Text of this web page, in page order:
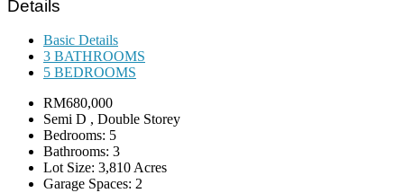
Details
Basic Details
3 BATHROOMS
5 BEDROOMS
RM680,000
Semi D , Double Storey
Bedrooms: 5
Bathrooms: 3
Lot Size: 3,810 Acres
Garage Spaces: 2